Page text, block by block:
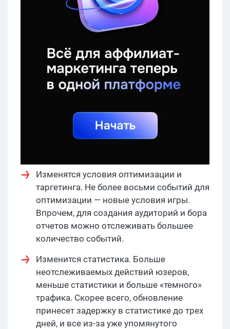
Изменятся условия оптимизации и
таргетинга. Не более восьми событий для
оптимизации — новые условия игры.
Впрочем, для создания аудиторий и бора
отчетов можно отслеживать большее
количество событий.
Изменится статистика. Больше
неотслеживаемых действий юзеров,
меньше статистики и больше «темного»
трафика. Скорее всего, обновление
принесет задержку в статистике до трех
дней, и все из-за уже упомянутого